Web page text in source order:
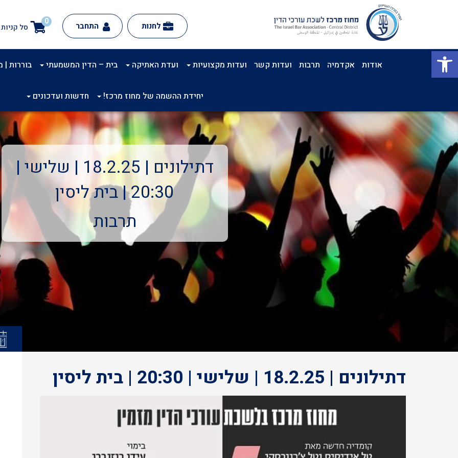
פתח סרגל נגישות
0
סל קניות לחנות התחבר
אודות אקדמיה תרבות ועדות קשר ועדות מקצועיות ועדת האתיקה בית – הדין המשמעתי בוררות |
יחידת ההשמה של מחוז מרכז! חדשות ועדכונים
דתילונים | 18.2.25 | שלישי |
20:30 | בית ליסין
תרבות
דתילונים | 18.2.25 | שלישי | 20:30 | בית ליסין